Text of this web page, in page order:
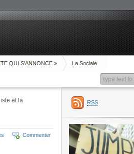
QUI S’ANNONCE » La Sociale
et la
Commenter
RSS